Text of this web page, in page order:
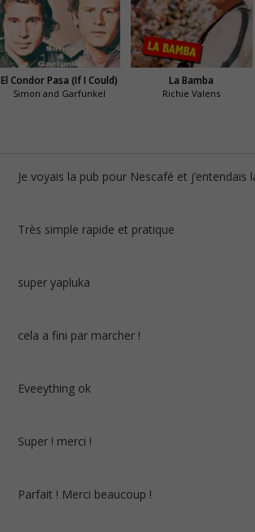
El Condor Pasa (If I Could)
Simon and Garfunkel
La Bamba
Richie Valens
Je voyais la pub pour Nescafé et j’entendais
Très simple rapide et pratique
super yapluka
cela a fini par marcher !
Eveeything ok
Super ! merci !
Parfait ! Merci beaucoup !